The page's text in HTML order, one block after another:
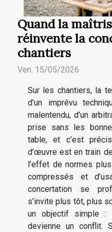
Quand la
réinvente la
chantiers
Ven. 15/05/2026
Sur les chantiers, la
d’un imprévu
malentendu, d’un
prise sans les
table, et c’est
d’œuvre est en train
l’effet de normes
compressés et
concertation se
s’invite plus tôt, plus
un objectif simple :
devienne un conflit.